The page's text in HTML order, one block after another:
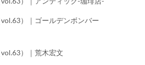
vol.63）｜ゴールデンボンバー
）｜荒木宏文